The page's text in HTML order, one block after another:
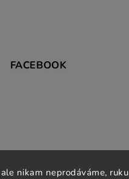
nikam neprodáváme, ruku
FACEBOOK